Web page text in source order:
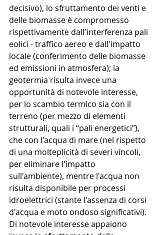
decisivo), lo sfruttamento dei venti e
delle biomasse è compromesso
rispettivamente dall'interferenza pali
eolici - traffico aereo e dall'impatto
locale (conferimento delle biomasse
ed emissioni in atmosfera); la
geotermia risulta invece una
opportunità di notevole interesse,
per lo scambio termico sia con il
terreno (per mezzo di elementi
strutturali, quali i “pali energetici”),
che con l'acqua di mare (nel rispetto
di una molteplicità di severi vincoli,
per eliminare l'impatto
sull'ambiente), mentre l'acqua non
risulta disponibile per processi
idroelettrici (stante l'assenza di corsi
d'acqua e moto ondoso significativi).
Di notevole interesse appaiono